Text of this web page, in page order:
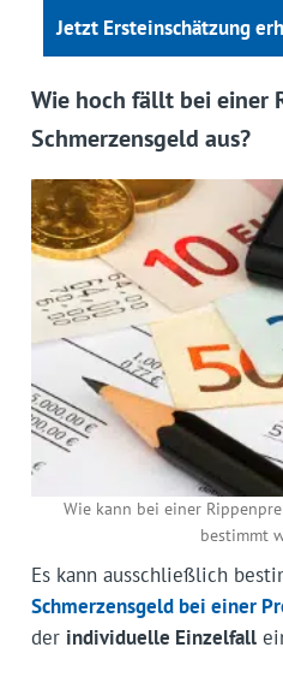
Jetzt Ersteinschätzung
Wie hoch fällt bei einer
Schmerzensgeld aus?
Wie kann bei einer
bestimmt
Es kann ausschließlich
Schmerzensgeld bei einer
der individuelle Einzelfall